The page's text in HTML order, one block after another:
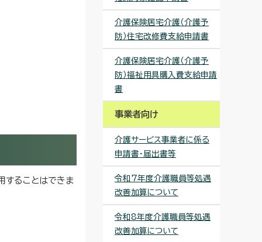
することはできま
介護保険居宅介護（介護予
防）住宅改修費支給申請書
介護保険居宅介護（介護予
防）福祉用具購入費支給申請
書
事業者向け
介護サービス事業者に係る
申請書・届出書等
令和7年度介護職員等処遇
改善加算について
令和8年度介護職員等処遇
改善加算について